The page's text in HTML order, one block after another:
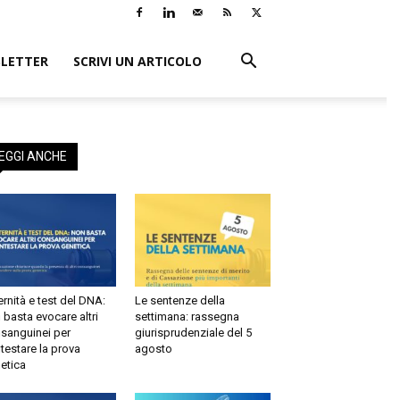
SCRIVI UN ARTICOLO
ANCHE
e test del DNA:
basta evocare altri
per
la prova
Le sentenze della
settimana: rassegna
giurisprudenziale del 5
agosto